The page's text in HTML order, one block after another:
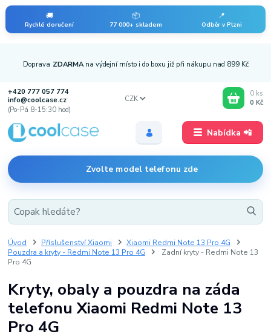
🚚
Rychlé doručení
📦
77 000+ skladem
📍
Odběr v Plzni
Nabídka 📲
Doprava ZDARMA na výdejní místo i do boxu již při nákupu nad 899 Kč
+420 777 057 774
info@coolcase.cz
(Po-Pá 8-15:30 hod)
Zvolte model telefonu zde
CZK
0 ks
0 Kč
Úvod Příslušenství Xiaomi
Xiaomi Redmi Note 13 Pro 4G
Pouzdra a kryty - Redmi Note 13 Pro 4G
Zadní kryty - Redmi Note 13
Pro 4G
Kryty, obaly a pouzdra na záda
telefonu Xiaomi Redmi Note 13
Pro 4G